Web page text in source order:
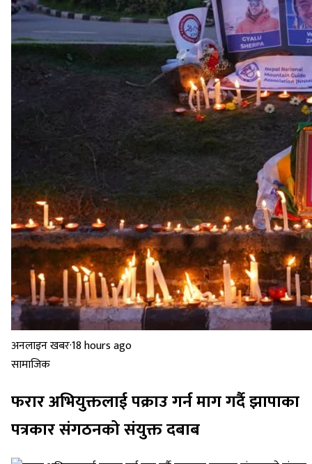
अनलाइन खबर·18 hours ago
सामाजिक
फरार अभियुक्तलाई पक्राउ गर्न माग गर्दै झापाका
पत्रकार संगठनको संयुक्त दबाब